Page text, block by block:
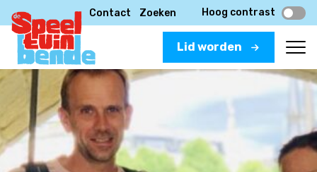
Contact Zoeken Hoog contrast
Lid worden